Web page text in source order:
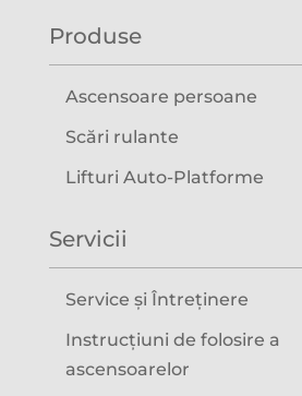
Produse
Ascensoare persoane
Scări rulante
Lifturi Auto-Platforme
Servicii
Service și Întreținere
Instrucțiuni de folosire a
ascensoarelor